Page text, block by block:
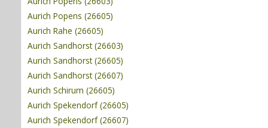
Aurich Popens (26605)
Aurich Rahe (26605)
Aurich Sandhorst (26603)
Aurich Sandhorst (26605)
Aurich Sandhorst (26607)
Aurich Schirum (26605)
Aurich Spekendorf (26605)
Aurich Spekendorf (26607)